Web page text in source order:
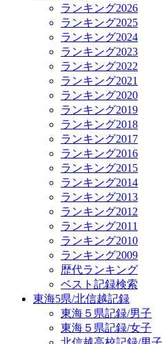
ランキング2026
ランキング2025
ランキング2024
ランキング2023
ランキング2022
ランキング2021
ランキング2020
ランキング2019
ランキング2018
ランキング2017
ランキング2016
ランキング2015
ランキング2014
ランキング2013
ランキング2012
ランキング2011
ランキング2010
ランキング2009
歴代ランキング
ベスト記録検索
東海5県/北信越記録
東海５県記録/男子
東海５県記録/女子